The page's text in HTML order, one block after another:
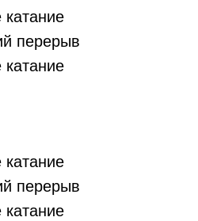
перерыв
перерыв